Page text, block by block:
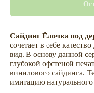
Сайдинг Ёлочка под
сочетает в себе
вид. В основу данной
глубокой офстеной
винилового сайдинга.
имитацию натурального